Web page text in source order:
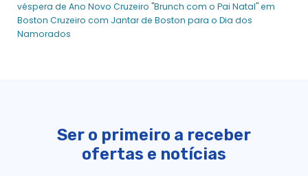
Cartões de Oferta - Cruzeiros no Porto de Boston
Política de Privacidade - Boston Harbor Cruise
Termos & Condições - Boston Harbor Cruise
Obrigado - Excursões de Grupo - Boston Harbor Cruise
véspera de Ano Novo Cruzeiro "Brunch com o Pai Natal" em
Boston Cruzeiro com Jantar de Boston para o Dia dos
Namorados
Ser o primeiro a receber
ofertas e notícias